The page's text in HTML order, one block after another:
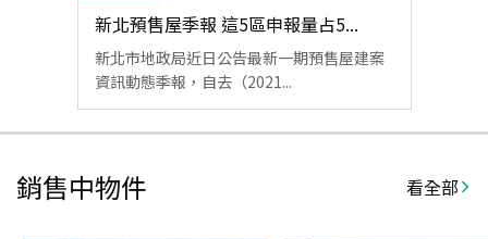
新北預售屋季報 這5區申報量占5...
新北市地政局近日公告最新一期預售屋建案
資訊動態季報，自去（2021...
銷售中物件 看全部